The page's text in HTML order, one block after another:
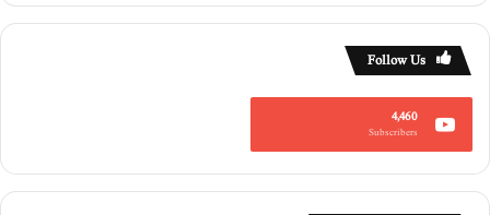
Follow Us
4,460
Subscribers